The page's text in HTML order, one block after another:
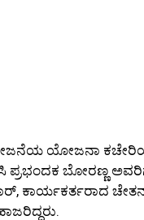
ಯೋಜನೆಯ ಯೋಜನಾ
ಪ್ರಭಂದಕ ಬೋರಣ್ಣ
ಕಾರ್ಯಕರ್ತರಾದ